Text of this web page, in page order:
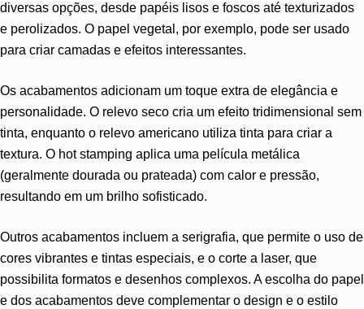
diversas opções, desde papéis lisos e foscos até texturizados
e perolizados. O papel vegetal, por exemplo, pode ser usado
para criar camadas e efeitos interessantes.
Os acabamentos adicionam um toque extra de elegância e
personalidade. O relevo seco cria um efeito tridimensional sem
tinta, enquanto o relevo americano utiliza tinta para criar a
textura. O hot stamping aplica uma película metálica
(geralmente dourada ou prateada) com calor e pressão,
resultando em um brilho sofisticado.
Outros acabamentos incluem a serigrafia, que permite o uso de
cores vibrantes e tintas especiais, e o corte a laser, que
possibilita formatos e desenhos complexos. A escolha do papel
e dos acabamentos deve complementar o design e o estilo